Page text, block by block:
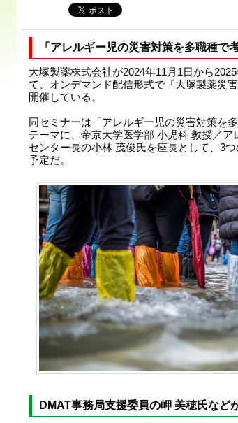
「アレルギー児の災害対策を多職種で
大塚製薬株式会社が2024年11月1日から
て、オンデマンド配信形式で『大塚製薬災
開催している。
同セミナーは「アレルギー児の災害対策を
テーマに、帝京大学医学部 小児科 教授／ア
センター長の小林 茂俊氏を座長として、3
予定だ。
DMAT事務局支援委員の岬 美穂氏など